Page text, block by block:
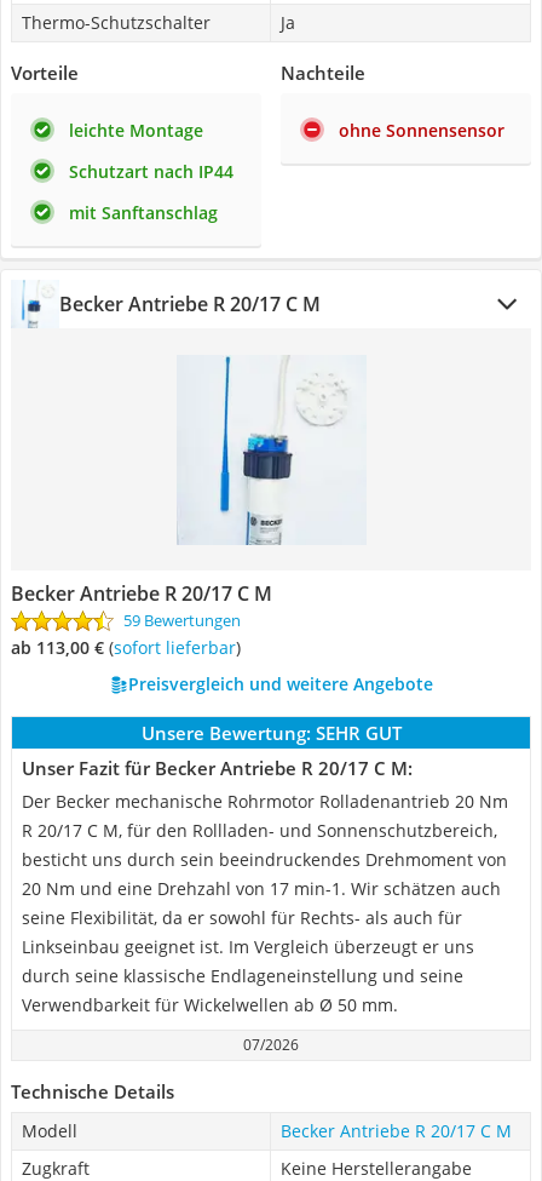
Thermo-Schutzschalter
Ja
Vorteile
leichte Montage
Schutzart nach IP44
mit Sanftanschlag
Nachteile
ohne Sonnensensor
Becker Antriebe R 20/17 C M
Becker Antriebe R 20/17 C M
59 Bewertungen
ab 113,00 € ( Sofort lieferbar)
Preisvergleich und weitere Angebote
Unsere Bewertung: SEHR GUT
Unser Fazit für Becker Antriebe R 20/17 C M:
Der Becker mechanische Rohrmotor Rolladenantrieb 20 Nm
R 20/17 C M, für den Rollladen- und Sonnenschutzbereich,
besticht uns durch sein beeindruckendes Drehmoment von
20 Nm und eine Drehzahl von 17 min-1. Wir schätzen auch
seine Flexibilität, da er sowohl für Rechts- als auch für
Linkseinbau geeignet ist. Im Vergleich überzeugt er uns
durch seine klassische Endlageneinstellung und seine
Verwendbarkeit für Wickelwellen ab Ø 50 mm.
07/2026
Technische Details
Modell
Becker Antriebe R 20/17 C M
Zugkraft
Keine Herstellerangabe